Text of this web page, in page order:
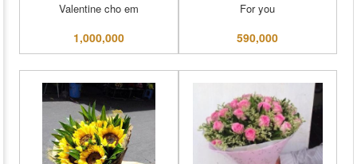
Valentine cho em
1,000,000
For you
590,000